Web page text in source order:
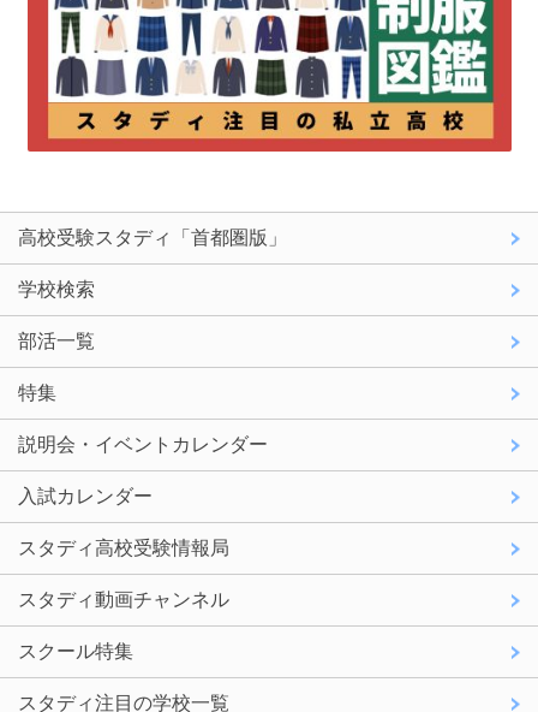
高校受験スタディ「首都圏版」
学校検索
部活一覧
特集
説明会・イベントカレンダー
入試カレンダー
スタディ高校受験情報局
スタディ動画チャンネル
スクール特集
スタディ注目の学校一覧